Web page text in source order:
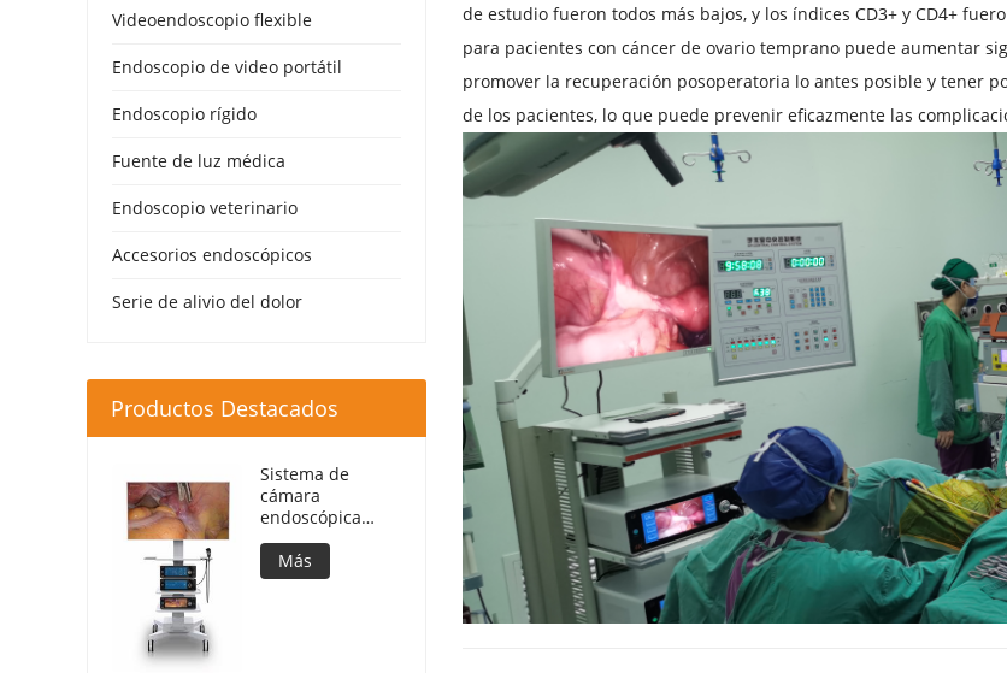
de estudio fueron todos más bajos, y los índices CD3+ y CD4+
para pacientes con cáncer de ovario temprano puede aumentar
promover la recuperación posoperatoria lo antes posible y tener
de los pacientes, lo que puede prevenir eficazmente las
Videoendoscopio flexible
Endoscopio de video portátil
Endoscopio rígido
Fuente de luz médica
Endoscopio veterinario
Accesorios endoscópicos
Serie de alivio del dolor
Productos Destacados
Sistema de
cámara
endoscópica
DEC3840 Ultra 4K
Más